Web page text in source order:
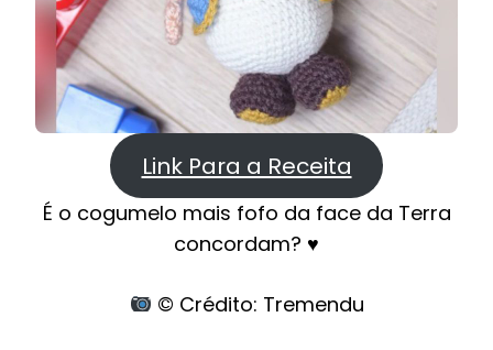
Link Para a Receita
É o cogumelo mais fofo da face da Terra
concordam? ♥
© Crédito: Tremendu